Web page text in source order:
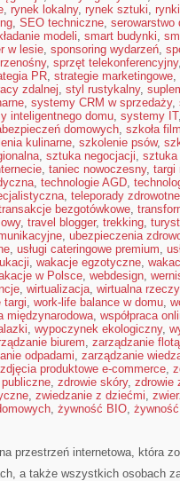
, rynek lokalny, rynek sztuki,
, SEO techniczne, serowarstwo
modeli, smart budynki,
w lesie, sponsoring wydarzeń,
, sprzęt telekonferencyjny
PR, strategie marketingowe,
zdalnej, styl rustykalny,
, systemy CRM w sprzedaży,
inteligentnego domu, systemy IT
domowych, szkoła
kulinarne, szkolenie psów,
, sztuka negocjacji, sztuka
, taniec nowoczesny, targi
, technologie AGD,
, teleporady zdrowotne
bezgotówkowe,
, travel blogger, trekking,
, ubezpieczenia
, usługi cateringowe premium,
, wakacje egzotyczne,
w Polsce, webdesign,
, wirtualizacja, wirtualna
targi, work-life balance w domu,
międzynarodowa, współpraca
, wypoczynek ekologiczny,
biurem, zarządzanie flotą
odpadami, zarządzanie
zdjęcia produktowe e-commerce,
, zdrowie skóry, zdrowie
, zwiedzanie z dziećmi,
, żywność BIO,
przestrzeń internetowa, która
a także wszystkich osobach